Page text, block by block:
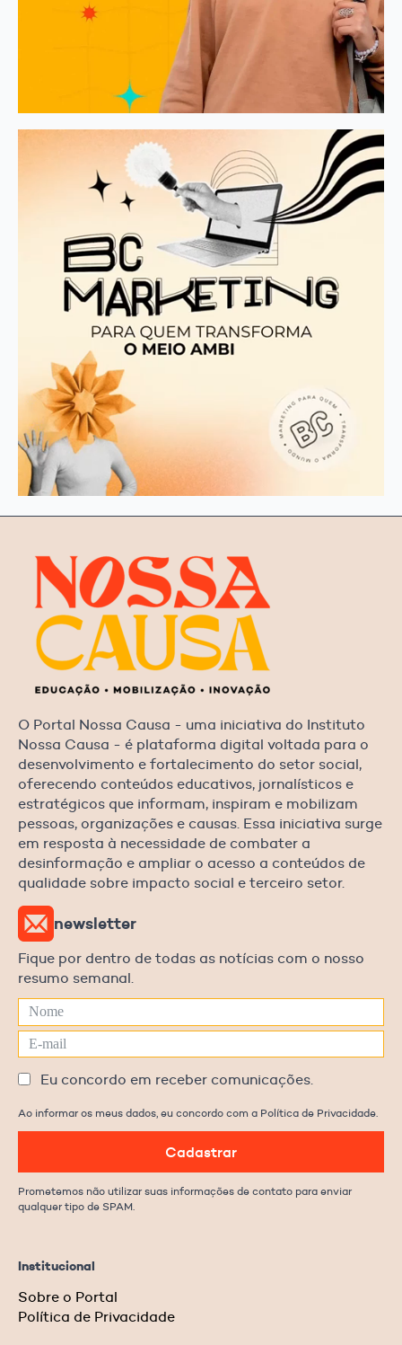
O Portal Nossa Causa - uma iniciativa do Instituto
Nossa Causa - é plataforma digital voltada para o
desenvolvimento e fortalecimento do setor social,
oferecendo conteúdos educativos, jornalísticos e
estratégicos que informam, inspiram e mobilizam
pessoas, organizações e causas. Essa iniciativa surge
em resposta à necessidade de combater a
desinformação e ampliar o acesso a conteúdos de
qualidade sobre impacto social e terceiro setor.
Institucional
Sobre o Portal
Política de Privacidade
newsletter
Fique por dentro de todas as notícias com o nosso
resumo semanal.
Eu concordo em receber comunicações.
Ao informar os meus dados, eu concordo com a Política de Privacidade.
Cadastrar
Prometemos não utilizar suas informações de contato para enviar
qualquer tipo de SPAM.